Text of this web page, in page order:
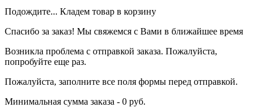
Подождите... Кладем товар в корзину
Спасибо за заказ! Мы свяжемся с Вами в ближайшее время
Возникла проблема с отправкой заказа. Пожалуйста,
попробуйте еще раз.
Пожалуйста, заполните все поля формы перед отправкой.
Минимальная сумма заказа - 0 руб.